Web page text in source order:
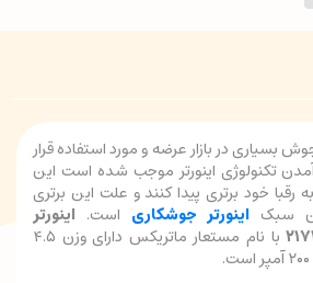
بسیاری در بازار عرضه و مورد استفاده قرار
آمدن تکنولوژی اینورتر موجب شده است این
خود برتری پیدا کنند و علت این برتری
سبک اینورتر جوشکاری است. اینورتر
با نام مستعار ماتریکس دارای وزن ۴.۵